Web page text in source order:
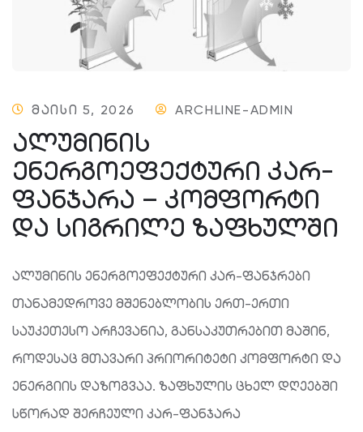
ᲛᲐᲘᲡᲘ 5, 2026 ARCHLINE-ADMIN
ᲐᲚᲣᲛᲘᲜᲘᲡ
ᲔᲜᲔᲠᲒᲝᲔᲤᲔᲥᲢᲣᲠᲘ ᲙᲐᲠ-
ᲤᲐᲜᲯᲐᲠᲐ – ᲙᲝᲛᲤᲝᲠᲢᲘ
ᲓᲐ ᲡᲘᲒᲠᲘᲚᲔ ᲖᲐᲤᲮᲣᲚᲨᲘ
ალუმინის ენერგოეფექტური კარ-ფანჯრები
თანამედროვე მშენებლობის ერთ-ერთი
საუკეთესო არჩევანია, განსაკუთრებით მაშინ,
როდესაც მთავარი პრიორიტეტი კომფორტი და
ენერგიის დაზოგვაა. ზაფხულის ცხელ დღეებში
სწორად შერჩეული კარ-ფანჯარა